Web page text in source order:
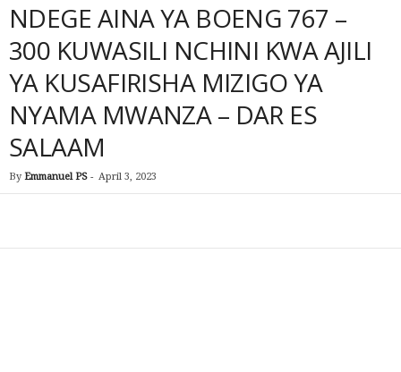
NDEGE AINA YA BOENG 767 –
300 KUWASILI NCHINI KWA AJILI
YA KUSAFIRISHA MIZIGO YA
NYAMA MWANZA – DAR ES
SALAAM
By Emmanuel PS - April 3, 2023